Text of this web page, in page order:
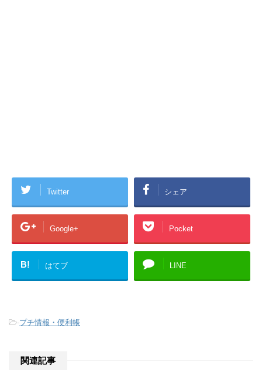
Twitter シェア
Google+ Pocket
B! はてブ LINE
-プチ情報・便利帳
関連記事